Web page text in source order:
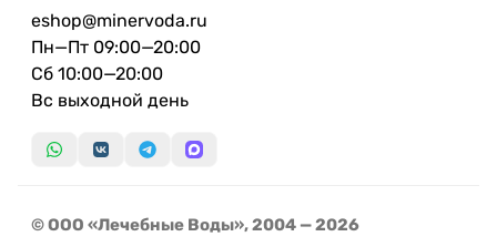
eshop@minervoda.ru
Пн—Пт 09:00—20:00
Сб 10:00—20:00
Вс выходной день
© ООО «Лечебные Воды», 2004 — 2026